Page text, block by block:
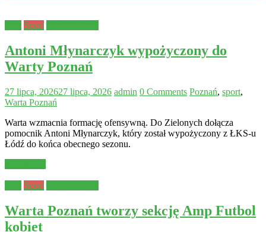
Sport
Antoni Młynarczyk wypożyczony do
Warty Poznań
27 lipca, 202627 lipca, 2026 admin 0 Comments Poznań, sport,
Warta Poznań
Warta wzmacnia formację ofensywną. Do Zielonych dołącza
pomocnik Antoni Młynarczyk, który został wypożyczony z ŁKS-u
Łódź do końca obecnego sezonu.
Sport
Warta Poznań tworzy sekcję Amp Futbol
kobiet